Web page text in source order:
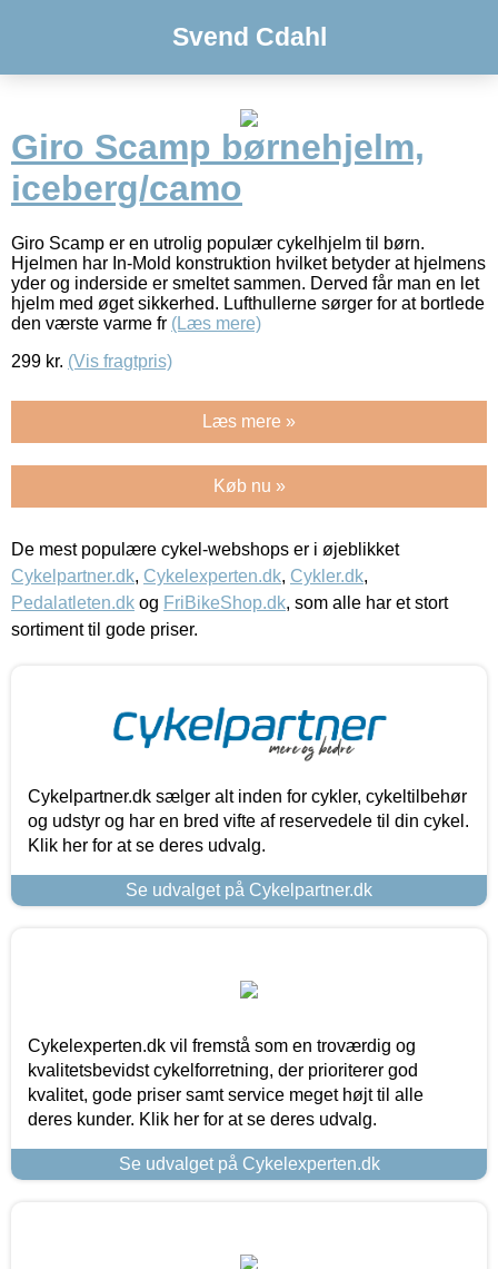
Svend Cdahl
Giro Scamp børnehjelm,
iceberg/camo
Giro Scamp er en utrolig populær cykelhjelm til børn.
Hjelmen har In-Mold konstruktion hvilket betyder at hjelmens
yder og inderside er smeltet sammen. Derved får man en let
hjelm med øget sikkerhed. Lufthullerne sørger for at bortlede
den værste varme fr (Læs mere)
299 kr. (Vis fragtpris)
Læs mere »
Køb nu »
De mest populære cykel-webshops er i øjeblikket
Cykelpartner.dk, Cykelexperten.dk, Cykler.dk,
Pedalatleten.dk og FriBikeShop.dk, som alle har et stort
sortiment til gode priser.
Cykelpartner.dk sælger alt inden for cykler, cykeltilbehør
og udstyr og har en bred vifte af reservedele til din cykel.
Klik her for at se deres udvalg.
Se udvalget på Cykelpartner.dk
Cykelexperten.dk vil fremstå som en troværdig og
kvalitetsbevidst cykelforretning, der prioriterer god
kvalitet, gode priser samt service meget højt til alle
deres kunder. Klik her for at se deres udvalg.
Se udvalget på Cykelexperten.dk